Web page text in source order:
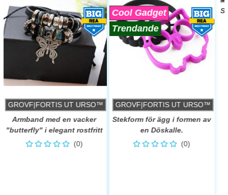
GROVF|FORTIS UT URSO™
Armband med en vacker
"butterfly" i elegant rostfritt
& armband i läder.
(0)
Cool Gadget
Trendande
GROVF|FORTIS UT URSO™
Stekform för ägg i formen av
en Döskalle.
(0)